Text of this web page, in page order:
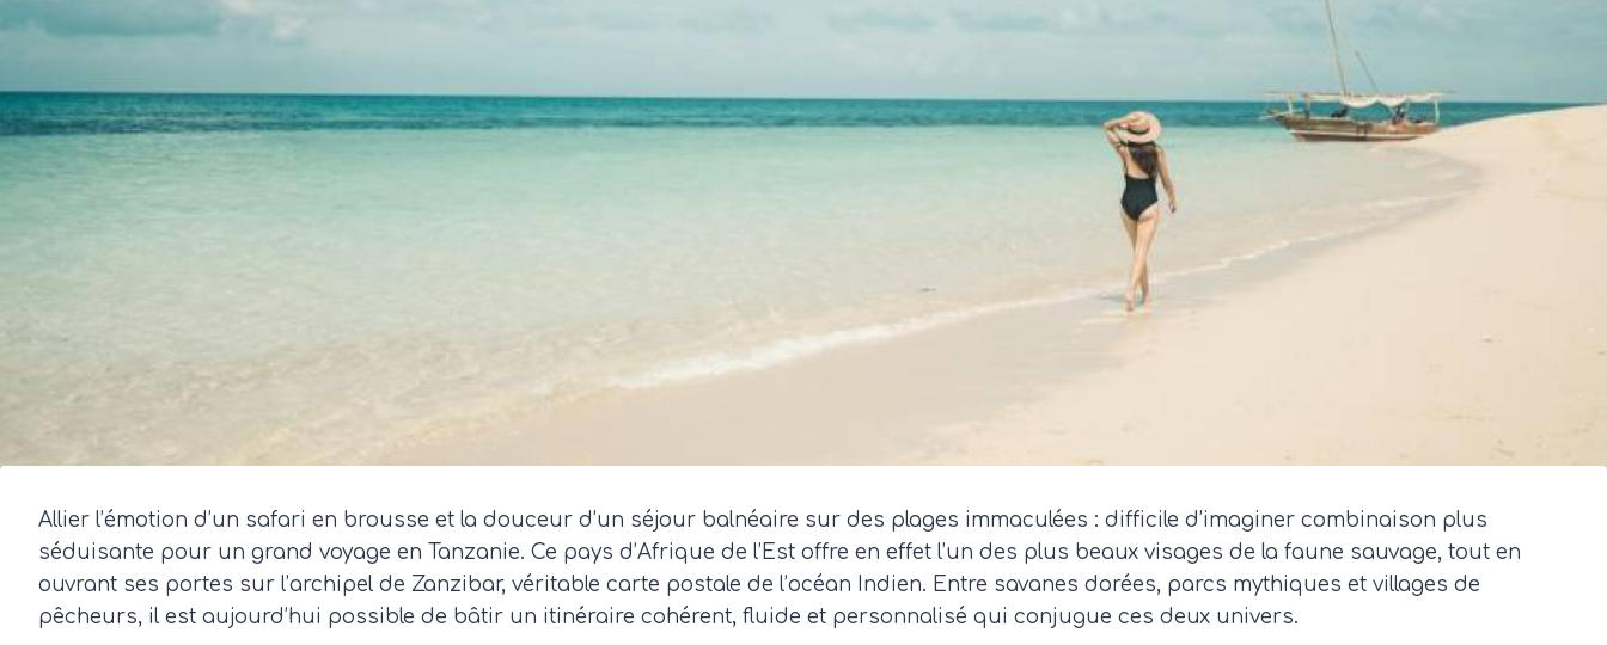
Allier l’émotion d’un safari en brousse et la douceur d’un séjour balnéaire sur des plages immaculées : difficile d’imaginer combinaison plus
séduisante pour un grand voyage en Tanzanie. Ce pays d’Afrique de l’Est offre en effet l’un des plus beaux visages de la faune sauvage, tout en
ouvrant ses portes sur l’archipel de Zanzibar, véritable carte postale de l’océan Indien. Entre savanes dorées, parcs mythiques et villages de
pêcheurs, il est aujourd’hui possible de bâtir un itinéraire cohérent, fluide et personnalisé qui conjugue ces deux univers.